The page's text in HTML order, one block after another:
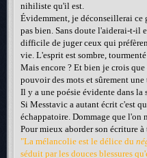
nihiliste qu'il est.
Évidemment, je déconseillerai ce
pas bien. Sans doute l'aiderai-t-il
difficile de juger ceux qui
vie. L'esprit est sombre,
Mais encore ? Et bien je crois
pouvoir des mots et sûrement
Il y a une poésie évidente dans la
Si Messtavic a autant écrit c'est
échappatoire. Dommage que l'on
Pour mieux aborder son écriture
"La mélancolie est le délice du
séduit par les douces blessures